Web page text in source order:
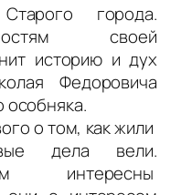
города.
своей
историю и дух
Федоровича
особняка.
о том, как жили
дела вели.
интересны